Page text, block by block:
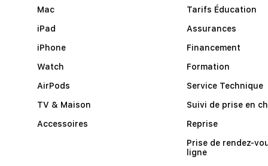
Mac
iPad
iPhone
Watch
AirPods
TV & Maison
Accessoires
Tarifs Éducation
Assurances
Financement
Formation
Service Technique
Suivi de prise en
Reprise
Prise de rendez-
ligne